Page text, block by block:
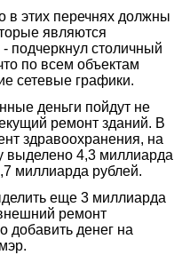
этих перечнях должны
являются
подчеркнул столичный
по всем объектам
сетевые графики.
деньги пойдут не
ремонт зданий. В
здравоохранения, на
выделено 4,3 миллиарда
миллиарда рублей.
еще 3 миллиарда
ремонт
добавить денег на